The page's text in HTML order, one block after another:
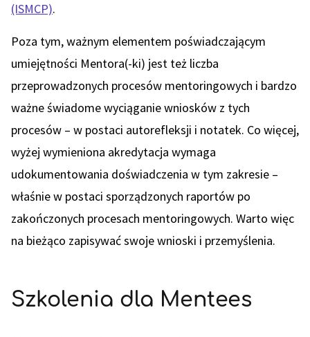
(ISMCP).
Poza tym, ważnym elementem poświadczającym
umiejętności Mentora(-ki) jest też liczba
przeprowadzonych procesów mentoringowych i bardzo
ważne świadome wyciąganie wniosków z tych
procesów – w postaci autorefleksji i notatek. Co więcej,
wyżej wymieniona akredytacja wymaga
udokumentowania doświadczenia w tym zakresie –
właśnie w postaci sporządzonych raportów po
zakończonych procesach mentoringowych. Warto więc
na bieżąco zapisywać swoje wnioski i przemyślenia.
Szkolenia dla Mentees